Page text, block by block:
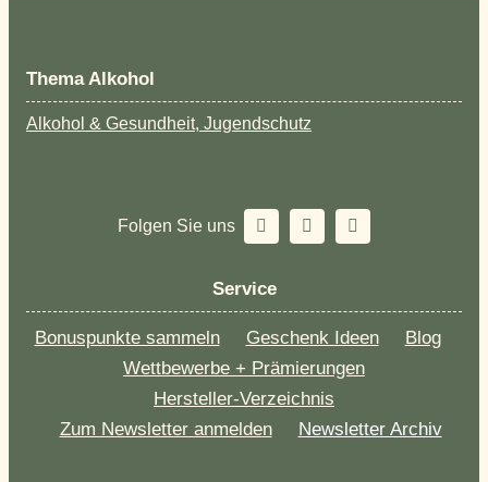
Thema Alkohol
Alkohol & Gesundheit, Jugendschutz
Folgen Sie uns
Service
Bonuspunkte sammeln Geschenk Ideen
Blog
Wettbewerbe + Prämierungen
Hersteller-Verzeichnis
Zum Newsletter anmelden
Newsletter Archiv